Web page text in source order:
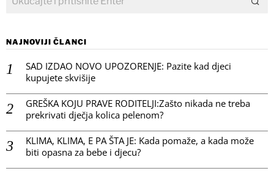
NAJNOVIJI ČLANCI
SAD IZDAO NOVO UPOZORENJE: Pazite kad djeci
kupujete skvišije
GREŠKA KOJU PRAVE RODITELJI:Zašto nikada ne treba
prekrivati dječja kolica pelenom?
KLIMA, KLIMA, E PA ŠTA JE: Kada pomaže, a kada može
biti opasna za bebe i djecu?